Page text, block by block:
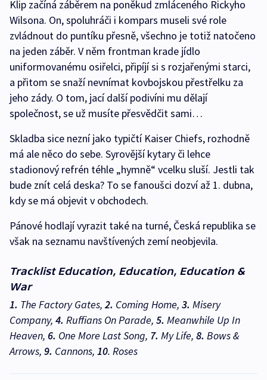
Klip začíná záběrem na poněkud zmláceného Rickyho
Wilsona. On, spoluhráči i kompars museli své role
zvládnout do puntíku přesně, všechno je totiž natočeno
na jeden záběr. V něm frontman krade jídlo
uniformovanému osiřelci, připíjí si s rozjařenými starci,
a přitom se snaží nevnímat kovbojskou přestřelku za
jeho zády. O tom, jací další podivíni mu dělají
společnost, se už musíte přesvědčit sami…
Skladba sice nezní jako typičtí Kaiser Chiefs, rozhodně
má ale něco do sebe. Syrovější kytary či lehce
stadionový refrén téhle „hymně“ vcelku sluší. Jestli tak
bude znít celá deska? To se fanoušci dozví až 1. dubna,
kdy se má objevit v obchodech.
Pánové hodlají vyrazit také na turné, Česká republika se
však na seznamu navštívených zemí neobjevila.
Tracklist Education, Education, Education &
War
1. The Factory Gates,2. Coming Home, 3. Misery
Company, 4. Ruffians On Parade, 5. Meanwhile Up In
Heaven, 6. One More Last Song, 7. My Life, 8. Bows &
Arrows, 9. Cannons, 10. Roses